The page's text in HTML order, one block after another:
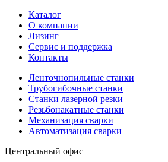
Каталог
О компании
Лизинг
Сервис и поддержка
Контакты
Ленточнопильные станки
Трубогибочные станки
Станки лазерной резки
Резьбонакатные станки
Механизация сварки
Автоматизация сварки
Центральный офис